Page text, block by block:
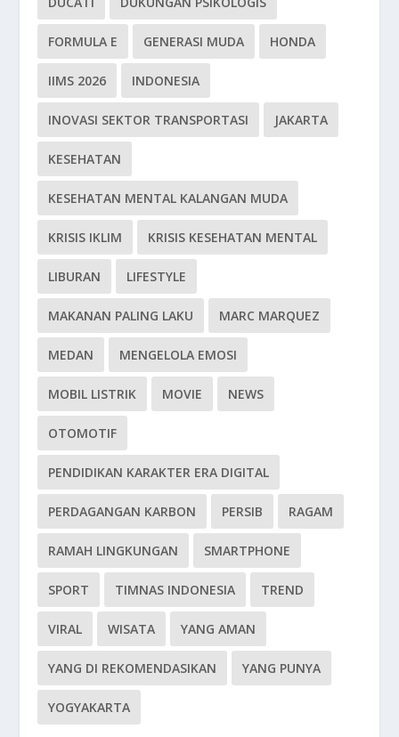
FORMULA E GENERASI MUDA HONDA
IIMS 2026 INDONESIA
INOVASI SEKTOR TRANSPORTASI JAKARTA
KESEHATAN
KESEHATAN MENTAL KALANGAN MUDA
KRISIS IKLIM KRISIS KESEHATAN MENTAL
LIBURAN LIFESTYLE
MAKANAN PALING LAKU MARC MARQUEZ
MEDAN MENGELOLA EMOSI
MOBIL LISTRIK MOVIE NEWS
OTOMOTIF
PENDIDIKAN KARAKTER ERA DIGITAL
PERDAGANGAN KARBON PERSIB RAGAM
RAMAH LINGKUNGAN SMARTPHONE
SPORT TIMNAS INDONESIA TREND
VIRAL WISATA YANG AMAN
YANG DI REKOMENDASIKAN YANG PUNYA
YOGYAKARTA